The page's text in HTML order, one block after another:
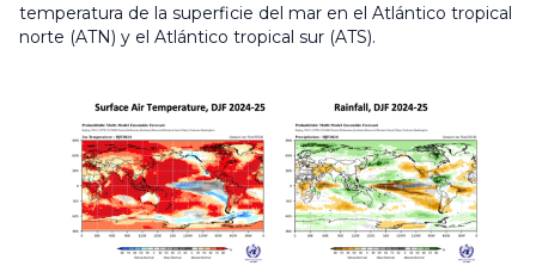
temperatura de la superficie del mar en el Atlántico tropical
norte (ATN) y el Atlántico tropical sur (ATS).